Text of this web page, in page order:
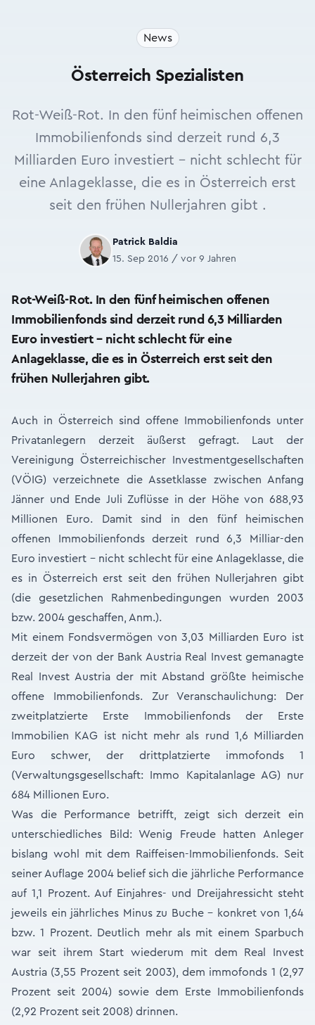
News
Österreich Spezialisten
Rot-Weiß-Rot. In den fünf heimischen offenen
Immobilienfonds sind derzeit rund 6,3
Milliarden Euro investiert – nicht schlecht für
eine Anlageklasse, die es in Österreich erst
seit den frühen Nullerjahren gibt .
Patrick Baldia
15. Sep 2016 / vor 9 Jahren
Rot-Weiß-Rot. In den fünf heimischen offenen
Immobilienfonds sind derzeit rund 6,3 Milliarden
Euro investiert – nicht schlecht für eine
Anlageklasse, die es in Österreich erst seit den
frühen Nullerjahren gibt.
Auch in Österreich sind offene Immobilienfonds unter
Privatanlegern derzeit äußerst gefragt. Laut der
Vereinigung Österreichischer Investmentgesellschaften
(VÖIG) verzeichnete die Assetklasse zwischen Anfang
Jänner und Ende Juli Zuflüsse in der Höhe von 688,93
Millionen Euro. Damit sind in den fünf heimischen
offenen Immobilienfonds derzeit rund 6,3 Milliar-den
Euro investiert – nicht schlecht für eine Anlageklasse, die
es in Österreich erst seit den frühen Nullerjahren gibt
(die gesetzlichen Rahmenbedingungen wurden 2003
bzw. 2004 geschaffen, Anm.).
Mit einem Fondsvermögen von 3,03 Milliarden Euro ist
derzeit der von der Bank Austria Real Invest gemanagte
Real Invest Austria der mit Abstand größte heimische
offene Immobilienfonds. Zur Veranschaulichung: Der
zweitplatzierte Erste Immobilienfonds der Erste
Immobilien KAG ist nicht mehr als rund 1,6 Milliarden
Euro schwer, der drittplatzierte immofonds 1
(Verwaltungsgesellschaft: Immo Kapitalanlage AG) nur
684 Millionen Euro.
Was die Performance betrifft, zeigt sich derzeit ein
unterschiedliches Bild: Wenig Freude hatten Anleger
bislang wohl mit dem Raiffeisen-Immobilienfonds. Seit
seiner Auflage 2004 belief sich die jährliche Performance
auf 1,1 Prozent. Auf Einjahres- und Dreijahressicht steht
jeweils ein jährliches Minus zu Buche – konkret von 1,64
bzw. 1 Prozent. Deutlich mehr als mit einem Sparbuch
war seit ihrem Start wiederum mit dem Real Invest
Austria (3,55 Prozent seit 2003), dem immofonds 1 (2,97
Prozent seit 2004) sowie dem Erste Immobilienfonds
(2,92 Prozent seit 2008) drinnen.